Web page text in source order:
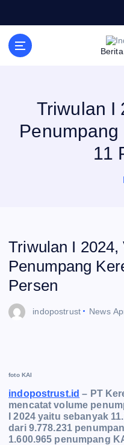
i
Triwulan I
11
Triwulan I 2024,
Penumpang
Persen
indopostrust News
foto KAI
indopostrust.id – PT
mencatat volume
I 2024 yaitu sebanyak
dari 9.778.231
1.600.965 penumpang